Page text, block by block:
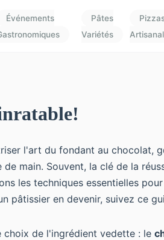
Événements
Pâtes
Variétés
l'art du fondant au chocolat,
main. Souvent, la clé de la
les techniques essentielles
pâtissier en devenir, suivez ce
choix de l'ingrédient vedette : le